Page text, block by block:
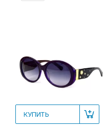
КУПИТЬ